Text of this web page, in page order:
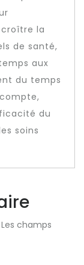
la
de santé,
aux
du temps
du
soins
Les champs